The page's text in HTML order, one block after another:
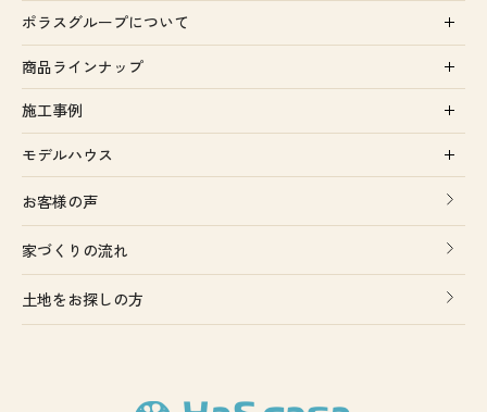
ポラスグループについて
商品ラインナップ
施工事例
モデルハウス
お客様の声
家づくりの流れ
土地をお探しの方